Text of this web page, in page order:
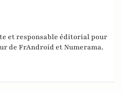
et responsable éditorial pour
de FrAndroid et Numerama.